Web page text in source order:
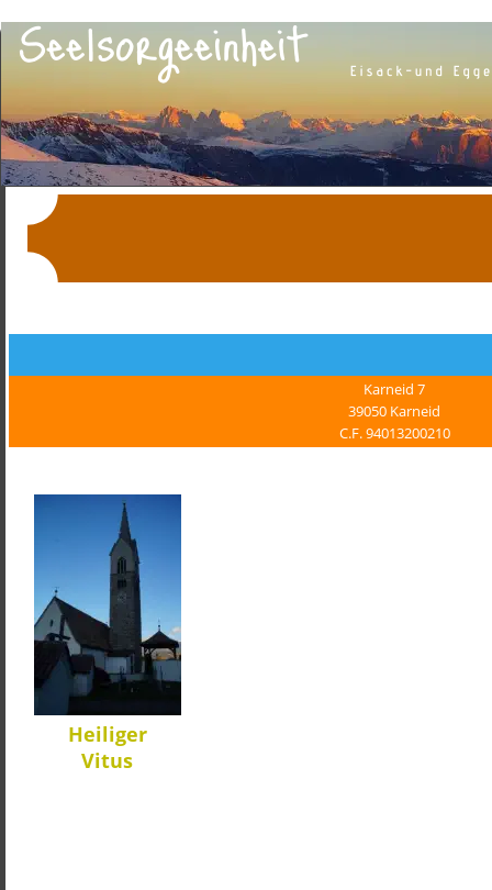
Karneid 7
39050 Karneid
C.F. 94013200210
Heiliger
Vitus